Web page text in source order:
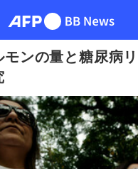
ンの量と糖尿病